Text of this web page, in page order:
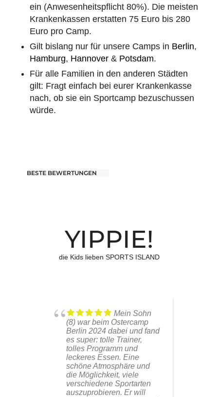
ein (Anwesenheitspflicht 80%). Die meisten
Krankenkassen erstatten 75 Euro bis 280
Euro pro Camp.
Gilt bislang nur für unsere Camps in Berlin,
Hamburg, Hannover& Potsdam.
Für alle Familien in den anderen Städten
gilt: Fragt einfach bei eurer Krankenkasse
nach, ob sie ein Sportcamp bezuschussen
würde.
BESTE BEWERTUNGEN
YIPPIE!
die Kids lieben SPORTS ISLAND
Mein Sohn
(8) war beim Ostercamp
Berlin 2024 dabei und fand
es super: tolle Trainer,
tolles Programm und
leckeres Essen. Eine
schöne Atmosphäre und
die Möglichkeit, viele
verschiedene Sportarten
auszuprobieren. Er will